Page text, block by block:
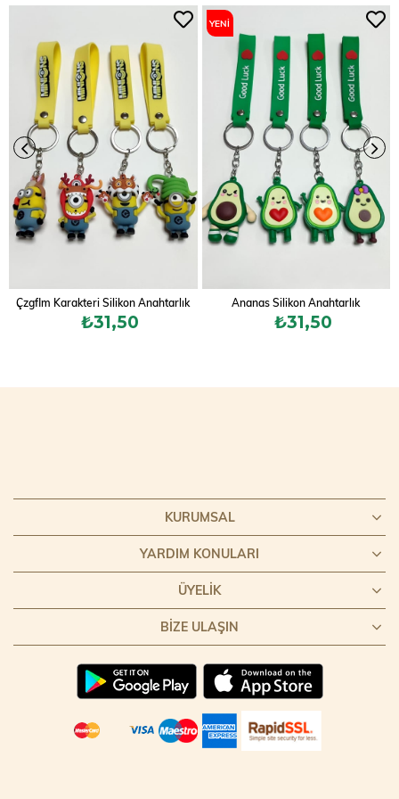
Çzgflm Karakteri Silikon Anahtarlık
₺31,50
Ananas Silikon Anahtarlık
₺31,50
YENI
KURUMSAL
YARDIM KONULARI
ÜYELIK
BIZE ULAŞIN